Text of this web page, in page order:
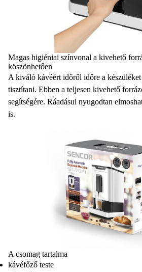
Magas higiéniai színvonal a kivehető
köszönhetően
A kiváló kávéért időről időre a
tisztítani. Ebben a teljesen kivehető
segítségére. Ráadásul nyugodtan
is.
A csomag tartalma
kávéfőző teste